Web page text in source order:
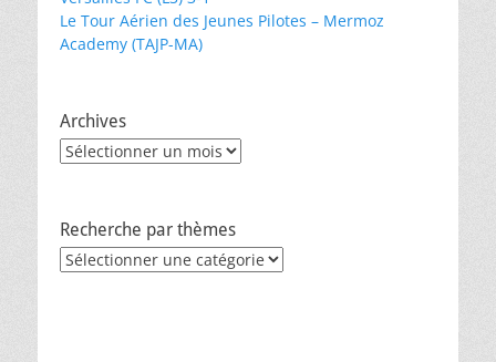
Le Tour Aérien des Jeunes Pilotes – Mermoz
Academy (TAJP-MA)
Archives
Archives
Recherche par thèmes
Recherche